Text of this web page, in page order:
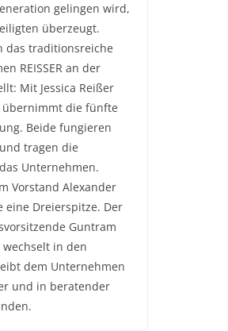
gelingen wird,
überzeugt.
das traditionsreiche
REISSER an der
Mit Jessica Reißer
die fünfte
Beide fungieren
tragen die
Unternehmen.
Vorstand Alexander
eine Dreierspitze. Der
Guntram
in den
dem Unternehmen
und in beratender